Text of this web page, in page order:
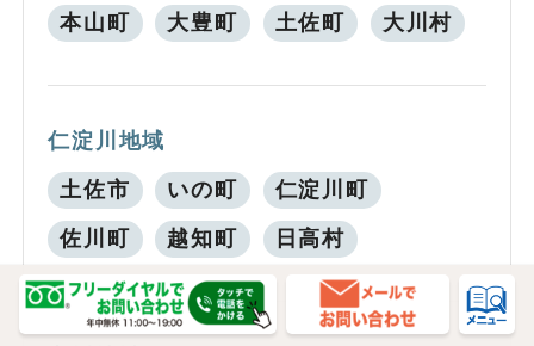
本山町 大豊町 土佐町 大川村
仁淀川地域
土佐市 いの町 仁淀川町
佐川町 越知町 日高村